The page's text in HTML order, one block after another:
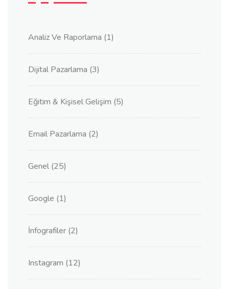
Analiz Ve Raporlama (1)
Dijital Pazarlama (3)
Eğitim & Kişisel Gelişim (5)
Email Pazarlama (2)
Genel (25)
Google (1)
İnfografiler (2)
Instagram (12)